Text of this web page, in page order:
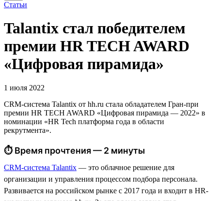
Статьи
Talantix cтал победителем
премии HR TECH AWARD
«Цифровая пирамида»
1 июля 2022
CRM-система Talantix от hh.ru стала обладателем Гран-при
премии HR TECH AWARD «Цифровая пирамида — 2022» в
номинации «HR Tech платформа года в области
рекрутмента».
⏱ Время прочтения — 2 минуты
CRM-система Talantix — это облачное решение для
организации и управления процессом подбора персонала.
Развивается на российском рынке с 2017 года и входит в HR-